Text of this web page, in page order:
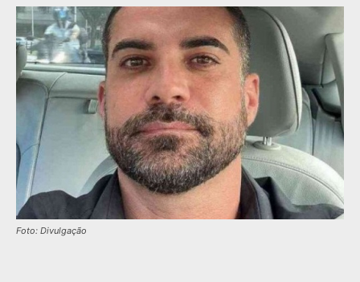
Foto: Divulgação